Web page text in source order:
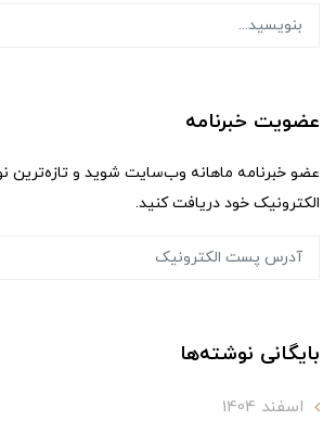
عضویت خبرنامه
عضو خبرنامه ماهانه وب‌سایت شوید و تازه‌ترین
الکترونیک خود دریافت کنید.
بایگانی نوشته‌ها
اسفند 1404